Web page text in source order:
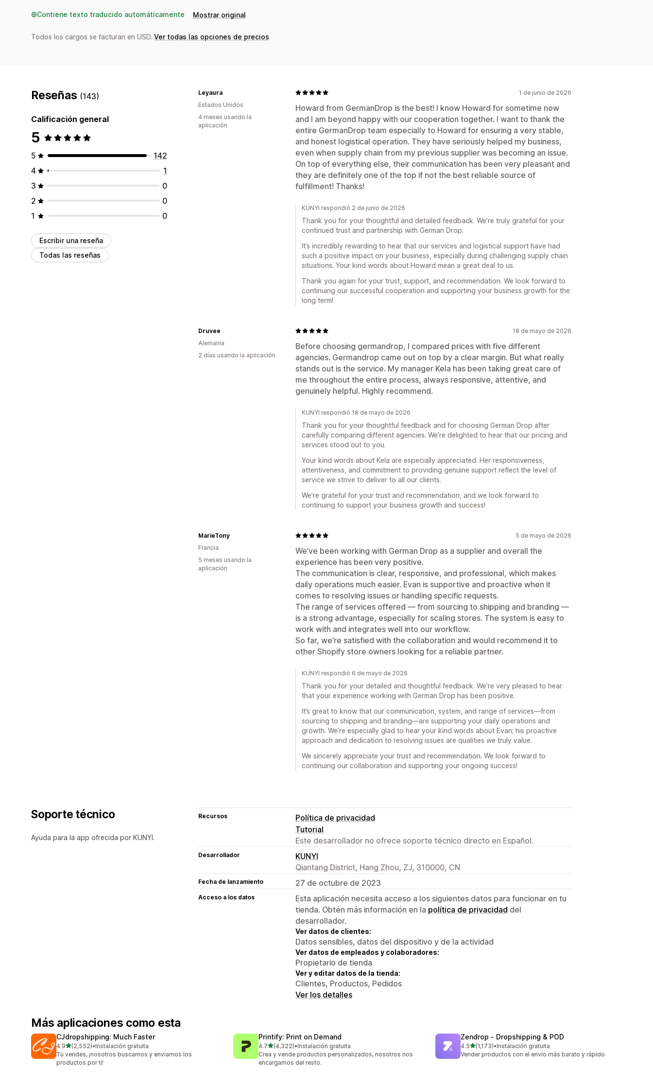
Contiene texto traducido automáticamente Mostrar original
Todos los cargos se facturan en USD. Ver todas las opciones de precios
Reseñas (143)
Calificación general
5
5
142
4
1
3
0
2
0
1
0
Escribir una reseña
Todas las reseñas
1 de junio de 2026
Howard from GermanDrop is the best! I know Howard for sometime now
and I am beyond happy with our cooperation together. I want to thank the
entire GermanDrop team especially to Howard for ensuring a very stable,
and honest logistical operation. They have seriously helped my business,
even when supply chain from my previous supplier was becoming an issue.
On top of everything else, their communication has been very pleasant and
they are definitely one of the top if not the best reliable source of
fulfillment! Thanks!
Leyaura
Estados Unidos
4 meses usando la
aplicación
KUNYI respondió 2 de junio de 2026
Thank you for your thoughtful and detailed feedback. We’re truly grateful for your
continued trust and partnership with German Drop.
It’s incredibly rewarding to hear that our services and logistical support have had
such a positive impact on your business, especially during challenging supply chain
situations. Your kind words about Howard mean a great deal to us.
Thank you again for your trust, support, and recommendation. We look forward to
continuing our successful cooperation and supporting your business growth for the
long term!
18 de mayo de 2026
Before choosing germandrop, I compared prices with five different
agencies. Germandrop came out on top by a clear margin. But what really
stands out is the service. My manager Kela has been taking great care of
me throughout the entire process, always responsive, attentive, and
genuinely helpful. Highly recommend.
Druvee
Alemania
2 días usando la aplicación
KUNYI respondió 18 de mayo de 2026
Thank you for your thoughtful feedback and for choosing German Drop after
carefully comparing different agencies. We’re delighted to hear that our pricing and
services stood out to you.
Your kind words about Kela are especially appreciated. Her responsiveness,
attentiveness, and commitment to providing genuine support reflect the level of
service we strive to deliver to all our clients.
We’re grateful for your trust and recommendation, and we look forward to
continuing to support your business growth and success!
5 de mayo de 2026
We’ve been working with German Drop as a supplier and overall the
experience has been very positive.
The communication is clear, responsive, and professional, which makes
daily operations much easier. Evan is supportive and proactive when it
comes to resolving issues or handling specific requests.
The range of services offered — from sourcing to shipping and branding —
is a strong advantage, especially for scaling stores. The system is easy to
work with and integrates well into our workflow.
So far, we’re satisfied with the collaboration and would recommend it to
other Shopify store owners looking for a reliable partner.
MarieTony
Francia
5 meses usando la
aplicación
KUNYI respondió 6 de mayo de 2026
Thank you for your detailed and thoughtful feedback. We’re very pleased to hear
that your experience working with German Drop has been positive.
It’s great to know that our communication, system, and range of services—from
sourcing to shipping and branding—are supporting your daily operations and
growth. We’re especially glad to hear your kind words about Evan; his proactive
approach and dedication to resolving issues are qualities we truly value.
We sincerely appreciate your trust and recommendation. We look forward to
continuing our collaboration and supporting your ongoing success!
Soporte técnico
Ayuda para la app ofrecida por KUNYI.
Recursos
Política de privacidad
Tutorial
Este desarrollador no ofrece soporte técnico directo en Español.
Desarrollador
KUNYI
Qiantang District, Hang Zhou, ZJ, 310000, CN
Fecha de lanzamiento 27 de octubre de 2023
Acceso a los datos
Esta aplicación necesita acceso a los siguientes datos para funcionar en tu
tienda. Obtén más información en la política de privacidad del
desarrollador.
Ver datos de clientes:
Datos sensibles, datos del dispositivo y de la actividad
Ver datos de empleados y colaboradores:
Propietario de tienda
Ver y editar datos de la tienda:
Clientes, Productos, Pedidos
Ver los detalles
Más aplicaciones como esta
CJdropshipping: Much Faster
4.9de 5 estrellas
(2,552)
2552 reseñas en total
•Instalación gratuita
Tú vendes, ¡nosotros buscamos y enviamos los
productos por ti!
Printify: Print on Demand
4.7de 5 estrellas
(4,322)
4322 reseñas en total
•Instalación gratuita
Crea y vende productos personalizados, nosotros nos
encargamos del resto.
Zendrop ‑ Dropshipping & POD
4.5de 5 estrellas
(1,173)
1173 reseñas en total
•Instalación gratuita
Vender productos con el envío más barato y rápido